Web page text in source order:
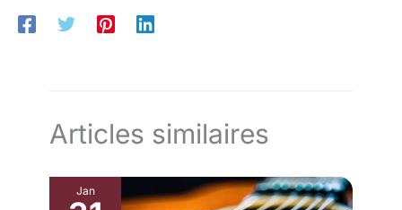
Articles similaires
Jan